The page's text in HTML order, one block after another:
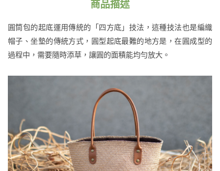
商品描述
圓筒包的起底運用傳統的「四方底」技法，這種技法也是編織
帽子、坐墊的傳統方式，圓型起底最難的地方是，在圓成型的
過程中，需要隨時添草，讓圓的面積能均勻放大。